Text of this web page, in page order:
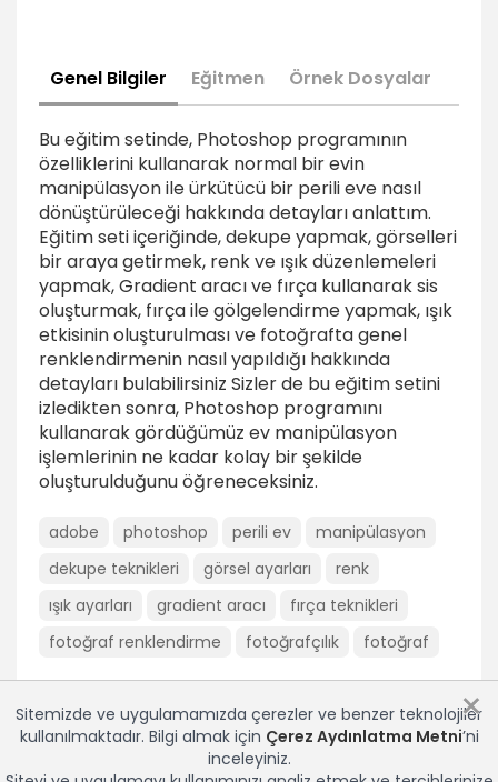
Nesneler üzerinde düzenleme yapmak
6dk
Ağaçlar eklemek ve renk düzenlemesi yapmak
2dk
Gradient aracı ile sis efekti eklemek
3dk
Fırça ile sis ve duvarlarda çatlak oluşturmak
6dk
Nesne eklemek 2
8dk
Evi ışıklandırmak
6dk
Fırça kullanarak gölgelendirme yapmak
Manipülasyon çalışmasında genel renklendirme
5dk
Sonuç
Genel Bilgiler Eğitmen Örnek Dosyalar
Bu eğitim setinde, Photoshop programının
özelliklerini kullanarak normal bir evin
manipülasyon ile ürkütücü bir perili eve nasıl
dönüştürüleceği hakkında detayları anlattım.
Eğitim seti içeriğinde, dekupe yapmak, görselleri
bir araya getirmek, renk ve ışık düzenlemeleri
yapmak, Gradient aracı ve fırça kullanarak sis
oluşturmak, fırça ile gölgelendirme yapmak, ışık
etkisinin oluşturulması ve fotoğrafta genel
renklendirmenin nasıl yapıldığı hakkında
detayları bulabilirsiniz Sizler de bu eğitim setini
izledikten sonra, Photoshop programını
kullanarak gördüğümüz ev manipülasyon
işlemlerinin ne kadar kolay bir şekilde
oluşturulduğunu öğreneceksiniz.
adobe photoshop perili ev
manipülasyon
dekupe teknikleri
görsel ayarları
renk
ışık ayarları
gradient aracı
fırça teknikleri
fotoğraf renklendirme
fotoğrafçılık fotoğraf
×
Sitemizde ve uygulamamızda çerezler ve benzer teknolojiler
kullanılmaktadır. Bilgi almak için Çerez Aydınlatma Metni’ni
inceleyiniz.